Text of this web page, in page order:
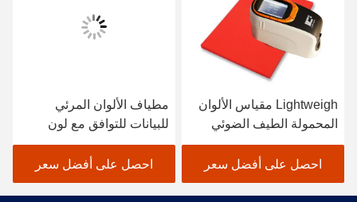
Lightweigh مقياس الألوان
المحمولة الطيف الضوئي
الماسح الضوئي طلاء
السيارات
احصل على أفضل سعر
مطياف الألوان المرئي
للبيانات للتوافق مع لون
النسيج باللون الأسود
احصل على أفضل سعر